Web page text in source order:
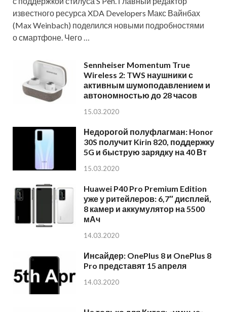
известного ресурса XDA Developers Макс Вайнбах
(Max Weinbach) поделился новыми подробностями
о смартфоне. Чего …
Sennheiser Momentum True
Wireless 2: TWS наушники с
активным шумоподавлением и
автономностью до 28 часов
15.03.2020
Недорогой полуфлагман: Honor
30S получит Kirin 820, поддержку
5G и быструю зарядку на 40 Вт
15.03.2020
Huawei P40 Pro Premium Edition
уже у ритейлеров: 6,7″ дисплей,
8 камер и аккумулятор на 5500
мАч
14.03.2020
Инсайдер: OnePlus 8 и OnePlus 8
Pro представят 15 апреля
14.03.2020